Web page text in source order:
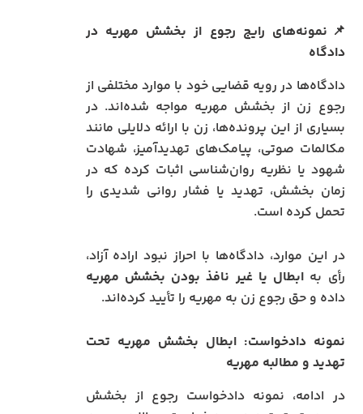
📌نمونه‌های رایج رجوع از بخشش مهریه در
دادگاه
دادگاه‌ها در رویه قضایی خود با موارد مختلفی از
رجوع زن از بخشش مهریه مواجه شده‌اند. در
بسیاری از این پرونده‌ها، زن با ارائه دلایلی مانند
مکالمات صوتی، پیامک‌های تهدیدآمیز، شهادت
شهود یا نظریه روان‌شناسی اثبات کرده که در
زمان بخشش، تهدید یا فشار روانی شدیدی را
تحمل کرده است.
در این موارد، دادگاه‌ها با احراز نبود اراده آزاد،
رأی به ابطال یا غیر نافذ بودن بخشش مهریه
داده و حق رجوع زن به مهریه را تأیید کرده‌اند.
نمونه دادخواست: ابطال بخشش مهریه تحت
تهدید و مطالبه مهریه
در ادامه، نمونه دادخواست رجوع از بخشش